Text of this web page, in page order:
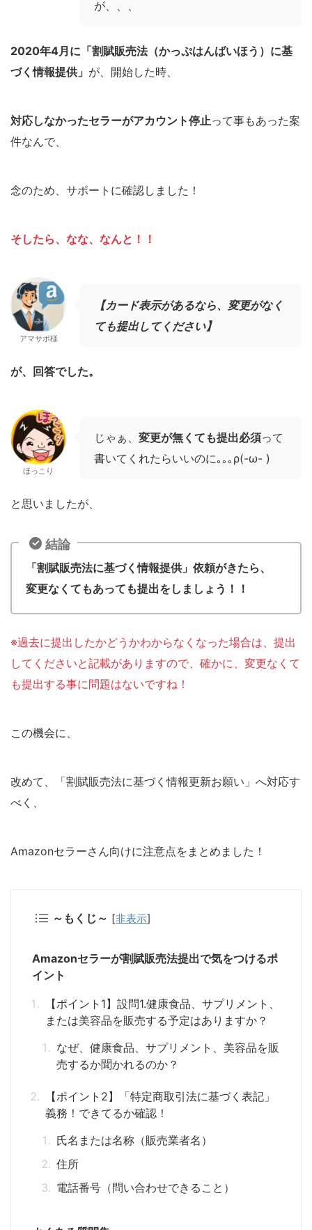
が、、、
2020年4月に「割賦販売法（かっぷはんばいほう）に基
づく情報提供」 が、開始した時、
対応しなかったセラーがアカウント停止って事もあった案
件なんで、
念のため、サポートに確認しました！
そしたら、なな、なんと！！
アマサポ様
【カード表示があるなら、変更がなく
ても提出してください】
が、回答でした。
ほっこり
じゃぁ、 変更が無くても提出必須って
書いてくれたらいいのに｡｡｡ρ(-ω- )
と思いましたが、
結論
「割賦販売法に基づく情報提供」依頼がきたら、
変更なくてもあっても提出をしましょう！！
※過去に提出したかどうかわからなくなった場合は、提出
してくださいと記載がありますので、確かに、変更なくて
も提出する事に問題はないですね！
この機会に、
改めて、「割賦販売法に基づく情報更新お願い」へ対応す
べく、
Amazonセラーさん向けに注意点をまとめました！
～もくじ～ [非表示]
Amazonセラーが割賦販売法提出で気をつけるポ
イント
【ポイント1】設問1.健康食品、サプリメント、
または美容品を販売する予定はありますか？
なぜ、健康食品、サプリメント、美容品を販
売するか聞かれるのか？
【ポイント2】「特定商取引法に基づく表記」
義務！できてるか確認！
氏名または名称（販売業者名）
住所
電話番号（問い合わせできること）